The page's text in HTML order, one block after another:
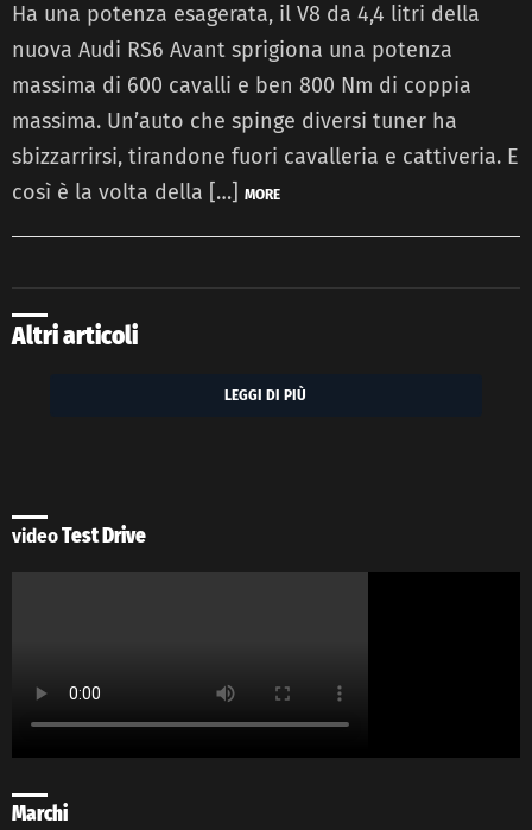
Ha una potenza esagerata, il V8 da 4,4 litri della
nuova Audi RS6 Avant sprigiona una potenza
massima di 600 cavalli e ben 800 Nm di coppia
massima. Un’auto che spinge diversi tuner ha
sbizzarrirsi, tirandone fuori cavalleria e cattiveria. E
così è la volta della […] MORE
Altri articoli
LEGGI DI PIÙ
videoTest Drive
Marchi